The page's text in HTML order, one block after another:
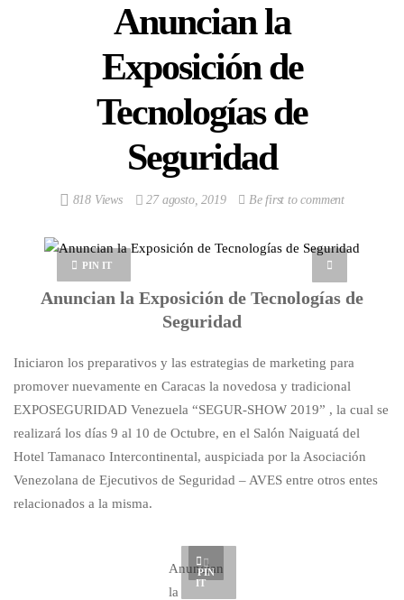
Anuncian la
Exposición de
Tecnologías de
Seguridad
818 Views 27 agosto, 2019 Be first to comment
PIN IT
Anuncian la Exposición de Tecnologías de
Seguridad
Iniciaron los preparativos y las estrategias de marketing para
promover nuevamente en Caracas la novedosa y tradicional
EXPOSEGURIDAD Venezuela “SEGUR-SHOW 2019” , la cual se
realizará los días 9 al 10 de Octubre, en el Salón Naiguatá del
Hotel Tamanaco Intercontinental, auspiciada por la Asociación
Venezolana de Ejecutivos de Seguridad – AVES entre otros entes
relacionados a la misma.
PIN
IT
Anuncian
la